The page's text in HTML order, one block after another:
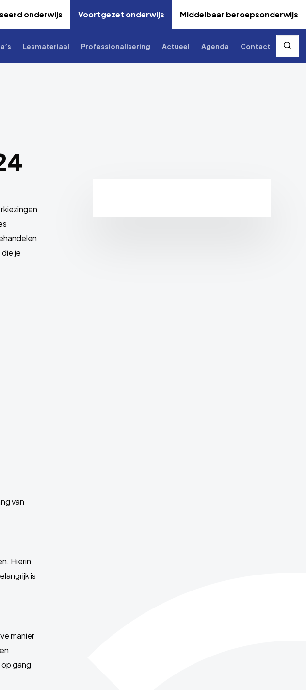
onderwijs Voortgezet onderwijs Middelbaar beroepsonderwijs
Lesmateriaal Professionalisering Actueel Agenda Contact
je
van
Hierin
is
manier
gang